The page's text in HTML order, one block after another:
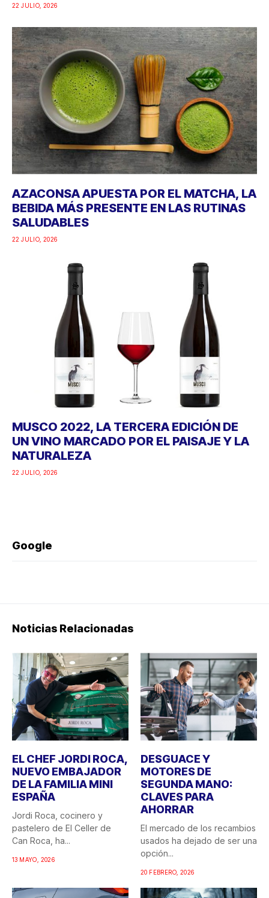
22 JULIO, 2026
AZACONSA APUESTA POR EL MATCHA, LA
BEBIDA MÁS PRESENTE EN LAS RUTINAS
SALUDABLES
22 JULIO, 2026
MUSCO 2022, LA TERCERA EDICIÓN DE
UN VINO MARCADO POR EL PAISAJE Y LA
NATURALEZA
22 JULIO, 2026
Google
Noticias Relacionadas
EL CHEF JORDI ROCA,
NUEVO EMBAJADOR
DE LA FAMILIA MINI
ESPAÑA
Jordi Roca, cocinero y
pastelero de El Celler de
Can Roca, ha...
13 MAYO, 2026
DESGUACE Y
MOTORES DE
SEGUNDA MANO:
CLAVES PARA
AHORRAR
El mercado de los recambios
usados ha dejado de ser una
opción...
20 FEBRERO, 2026